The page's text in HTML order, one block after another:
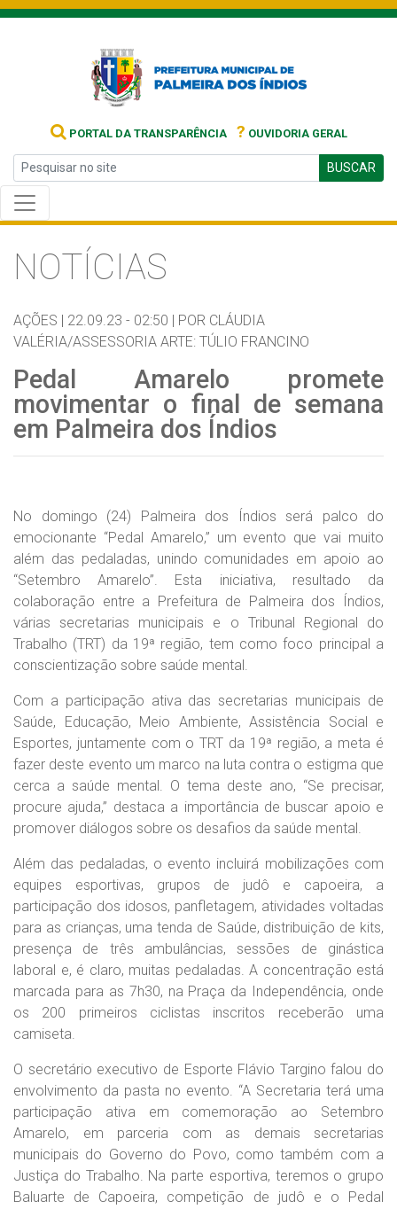
PORTAL DA TRANSPARÊNCIA ? OUVIDORIA GERAL
BUSCAR
NOTÍCIAS
AÇÕES | 22.09.23 - 02:50 | POR CLÁUDIA
VALÉRIA/ASSESSORIA ARTE: TÚLIO FRANCINO
Pedal Amarelo promete
movimentar o final de semana
em Palmeira dos Índios
No domingo (24) Palmeira dos Índios será palco do
emocionante “Pedal Amarelo,” um evento que vai muito
além das pedaladas, unindo comunidades em apoio ao
“Setembro Amarelo”. Esta iniciativa, resultado da
colaboração entre a Prefeitura de Palmeira dos Índios,
várias secretarias municipais e o Tribunal Regional do
Trabalho (TRT) da 19ª região, tem como foco principal a
conscientização sobre saúde mental.
Com a participação ativa das secretarias municipais de
Saúde, Educação, Meio Ambiente, Assistência Social e
Esportes, juntamente com o TRT da 19ª região, a meta é
fazer deste evento um marco na luta contra o estigma que
cerca a saúde mental. O tema deste ano, “Se precisar,
procure ajuda,” destaca a importância de buscar apoio e
promover diálogos sobre os desafios da saúde mental.
Além das pedaladas, o evento incluirá mobilizações com
equipes esportivas, grupos de judô e capoeira, a
participação dos idosos, panfletagem, atividades voltadas
para as crianças, uma tenda de Saúde, distribuição de kits,
presença de três ambulâncias, sessões de ginástica
laboral e, é claro, muitas pedaladas. A concentração está
marcada para as 7h30, na Praça da Independência, onde
os 200 primeiros ciclistas inscritos receberão uma
camiseta.
O secretário executivo de Esporte Flávio Targino falou do
envolvimento da pasta no evento. “A Secretaria terá uma
participação ativa em comemoração ao Setembro
Amarelo, em parceria com as demais secretarias
municipais do Governo do Povo, como também com a
Justiça do Trabalho. Na parte esportiva, teremos o grupo
Baluarte de Capoeira, competição de judô e o Pedal